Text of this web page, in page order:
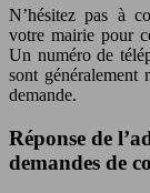
N’hésitez pas à
votre mairie pour
Un numéro de
sont
demande.
Réponse de
demandes de